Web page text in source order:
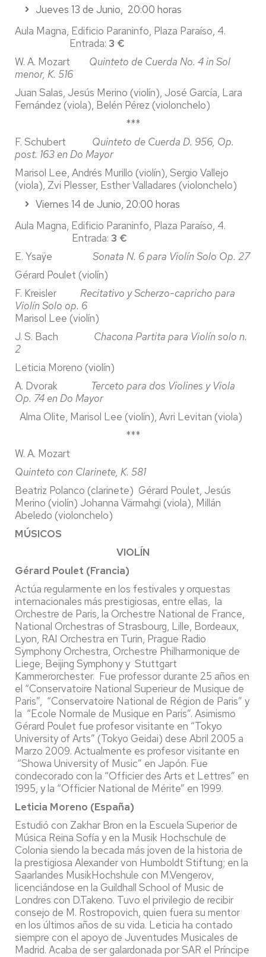
Jueves 13 de Junio, 20:00 horas
Aula Magna, Edificio Paraninfo, Plaza Paraíso, 4.
Entrada: 3 €
W. A. Mozart Quinteto de Cuerda No. 4 in Sol
menor, K. 516
Juan Salas, Jesús Merino (violín), José García, Lara
Fernández (viola), Belén Pérez (violonchelo)
***
F. Schubert Quinteto de Cuerda D. 956, Op.
post. 163 en Do Mayor
Marisol Lee, Andrés Murillo (violín), Sergio Vallejo
(viola), Zvi Plesser, Esther Valladares (violonchelo)
Viernes 14 de Junio, 20:00 horas
Aula Magna, Edificio Paraninfo, Plaza Paraíso, 4.
Entrada: 3 €
E. Ysaÿe Sonata N. 6 para Violín Solo Op. 27
Gérard Poulet (violín)
F. Kreisler Recitativo y Scherzo-capricho para
Violín Solo op. 6
Marisol Lee (violín)
J. S. Bach Chacona Partita para Violín solo n.
2
Leticia Moreno (violín)
A. Dvorak Terceto para dos Violines y Viola
Op. 74 en Do Mayor
Alma Olite, Marisol Lee (violín), Avri Levitan (viola)
***
W. A. Mozart
Quinteto con Clarinete, K. 581
Beatriz Polanco (clarinete) Gérard Poulet, Jesús
Merino (violín) Johanna Värmahgi (viola), Millán
Abeledo (violonchelo)
MÚSICOS
VIOLÍN
Gérard Poulet (Francia)
Actúa regularmente en los festivales y orquestas
internacionales más prestigiosas, entre ellas, la
Orchestre de Paris, la Orchestre National de France,
National Orchestras of Strasbourg, Lille, Bordeaux,
Lyon, RAI Orchestra en Turin, Prague Radio
Symphony Orchestra, Orchestre Philharmonique de
Liege, Beijing Symphony y Stuttgart
Kammerorchester. Fue professor durante 25 años en
el “Conservatoire National Superieur de Musique de
Paris”, “Conservatoire National de Région de Paris” y
la “Ecole Normale de Musique en Paris”. Asimismo
Gérard Poulet fue profesor visitante en “Tokyo
University of Arts” (Tokyo Geidai) dese Abril 2005 a
Marzo 2009. Actualmente es profesor visitante en
“Showa University of Music” en Japón. Fue
condecorado con la “Officier des Arts et Lettres” en
1995, y la “Officier National de Mérite” en 1999.
Leticia Moreno (España)
Estudió con Zakhar Bron en la Escuela Superior de
Música Reina Sofía y en la Musik Hochschule de
Colonia siendo la becada más joven de la historia de
la prestigiosa Alexander von Humboldt Stiftung; en la
Saarlandes MusikHochshule con M.Vengerov,
licenciándose en la Guildhall School of Music de
Londres con D.Takeno. Tuvo el privilegio de recibir
consejo de M. Rostropovich, quien fuera su mentor
en los últimos años de su vida. Leticia ha contado
siempre con el apoyo de Juventudes Musicales de
Madrid. Acaba de ser galardonada por SAR el Príncipe